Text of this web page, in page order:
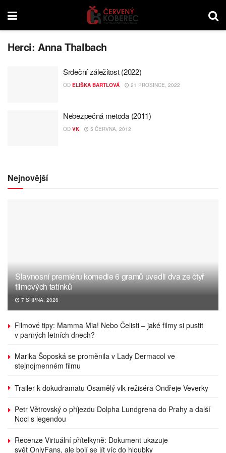
Herci:Anna Thalbach
Srdeční záležitost (2022)
OD ELIŠKA BARTLOVÁ 21 PROSINCE, 2022
Nebezpečná metoda (2011)
OD VK 5 ČERVNA, 2012
Nejnovější
Slavnosní premiéru komedie 6 gramů uvedli dva ze čtyř
filmových tatínků
7 SRPNA, 2026
Filmové tipy: Mamma Mia! Nebo Čelisti – jaké filmy si pustit
v parných letních dnech?
Marika Šoposká se proměnila v Lady Dermacol ve
stejnojmenném filmu
Trailer k dokudramatu Osamělý vlk režiséra Ondřeje Veverky
Petr Větrovský o příjezdu Dolpha Lundgrena do Prahy a další
Noci s legendou
Recenze Virtuální přítelkyně: Dokument ukazuje
svět OnlyFans, ale bojí se jít víc do hloubky